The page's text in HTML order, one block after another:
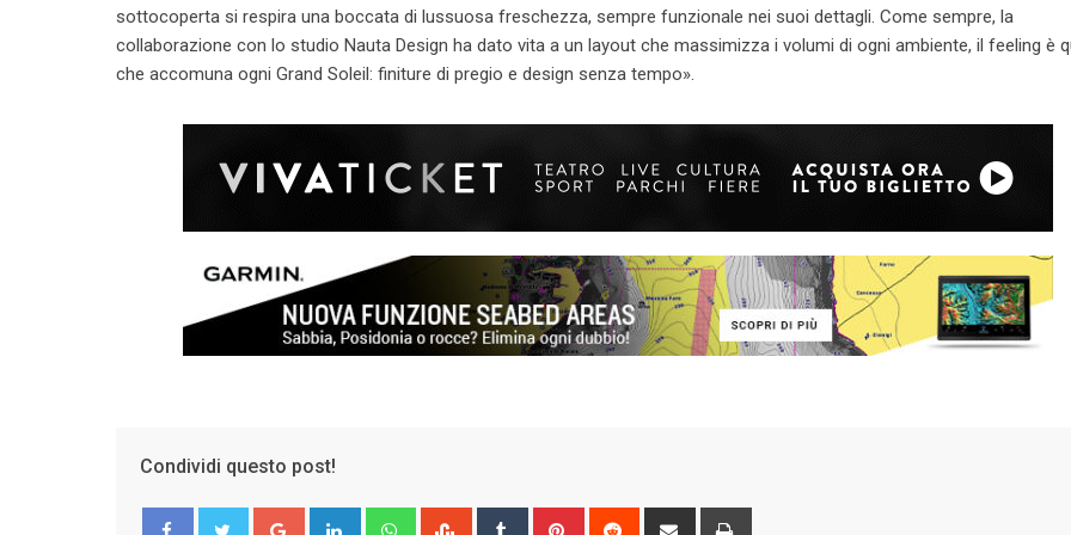
sottocoperta si respira una boccata di lussuosa freschezza, sempre funzionale nei suoi dettagli. Come sempre, la
collaborazione con lo studio Nauta Design ha dato vita a un layout che massimizza i volumi di ogni ambiente, il feeling è
che accomuna ogni Grand Soleil: finiture di pregio e design senza tempo».
Condividi questo post!
Google+ LinkedIn WhatsappStumbleUpon
Tumblr Pinterest Reddit Share